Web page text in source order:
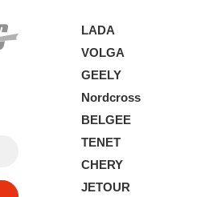
LADA
VOLGA
GEELY
Nordcross
BELGEE
TENET
CHERY
JETOUR